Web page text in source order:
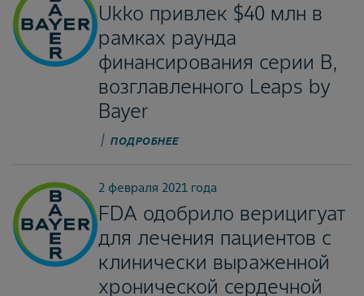
Ukko привлек $40 млн в
рамках раунда
финансирования серии B,
возглавленного Leaps by
Bayer
ПОДРОБНЕЕ
2 февраля 2021 года
FDA одобрило верицигуат
для лечения пациентов с
клинически выраженной
хронической сердечной